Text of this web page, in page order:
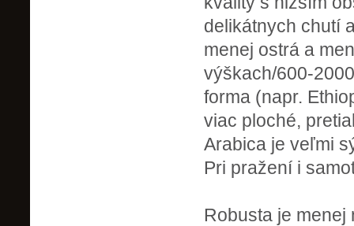
delikátnych chutí
menej ostrá a
výškach/600-
forma (napr.
viac ploché,
Arabica je veľmi
Pri pražení i
Robusta je